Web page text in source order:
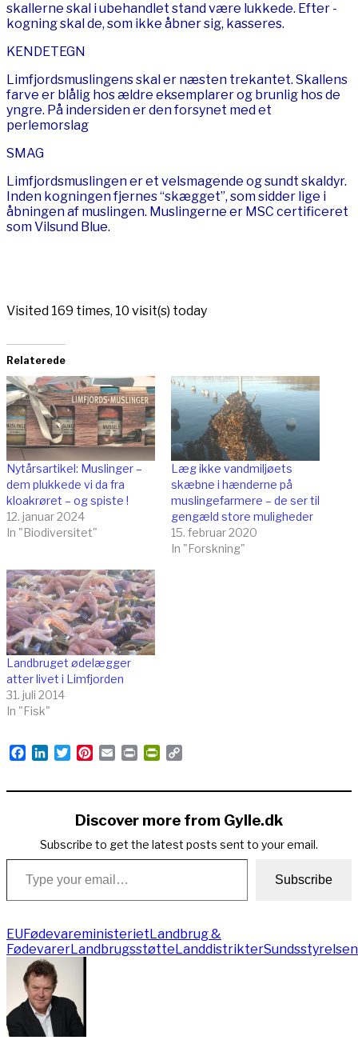
skallerne skal i ubehandlet stand være lukkede. Efter -
kogning skal de, som ikke åbner sig, kasseres.
KENDETEGN
Limfjordsmuslingens skal er næsten trekantet. Skallens
farve er blålig hos ældre eksemplarer og brunlig hos de
yngre. På indersiden er den forsynet med et
perlemorslag
SMAG
Limfjordsmuslingen er et velsmagende og sundt skaldyr.
Inden kogningen fjernes “skægget”, som sidder lige i
åbningen af muslingen. Muslingerne er MSC certificeret
som Vilsund Blue.
Visited 169 times, 10 visit(s) today
Relaterede
Nytårsartikel: Muslinger –
dem plukkede vi da fra
kloakrøret – og spiste !
12. januar 2024
In "Biodiversitet"
Læg ikke vandmiljøets
skæbne i hænderne på
muslingefarmere – de ser til
gengæld store muligheder
15. februar 2020
In "Forskning"
Landbruget ødelægger
atter livet i Limfjorden
31. juli 2014
In "Fisk"
Facebook
LinkedIn
TwitterPinterest
EmailPrint PrintFriendly
Discover more from Gylle.dk
Subscribe to get the latest posts sent to your email.
Type your email…
Subscribe
EUFødevareministerietLandbrug &
FødevarerLandbrugsstøtteLanddistrikterSundsstyrelsen